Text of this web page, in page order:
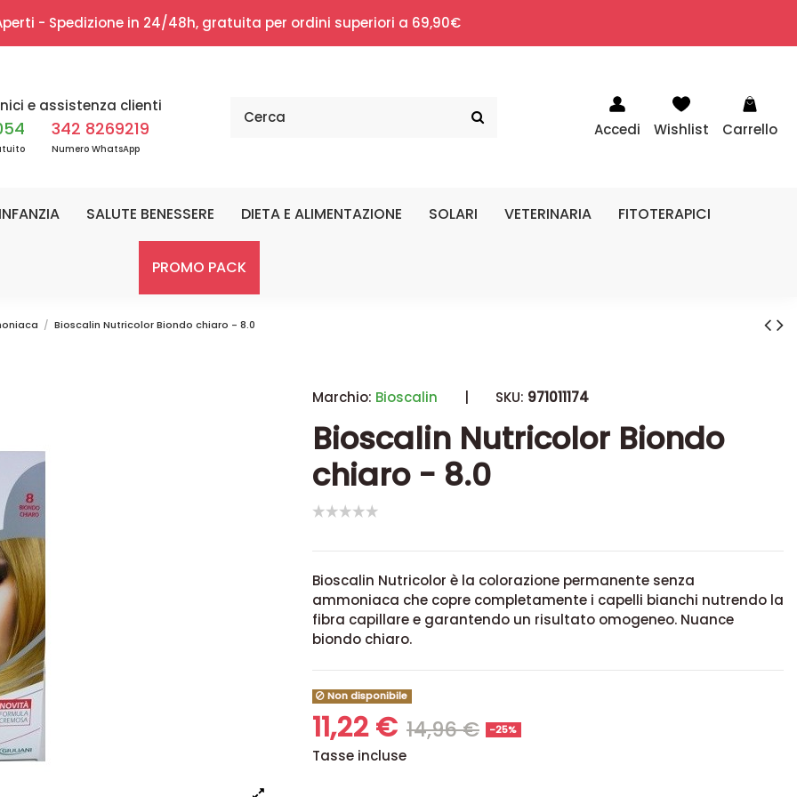
- Spedizione in 24/48h, gratuita per ordini superiori a 69,90€
e assistenza clienti
342 8269219
Numero WhatsApp
Accedi Wishlist Carrello
SALUTE BENESSERE DIETA E ALIMENTAZIONE SOLARI VETERINARIA FITOTERAPICI
PROMO PACK
Bioscalin Nutricolor Biondo chiaro - 8.0
Marchio: Bioscalin | SKU: 971011174
Bioscalin Nutricolor Biondo
chiaro - 8.0
Bioscalin Nutricolor è la colorazione permanente senza
ammoniaca che copre completamente i capelli bianchi nutrendo la
fibra capillare e garantendo un risultato omogeneo. Nuance
biondo chiaro.
Non disponibile
11,22 € 14,96 € -25%
Tasse incluse